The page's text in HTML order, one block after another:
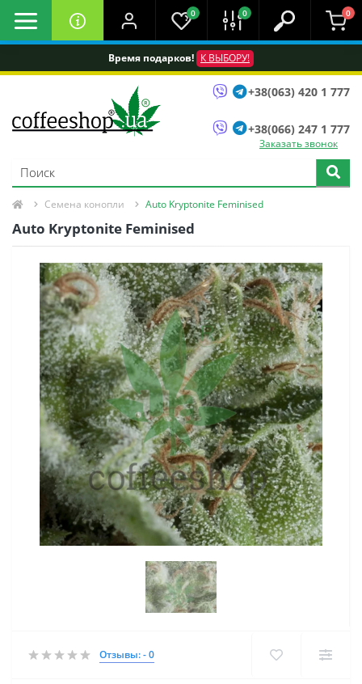
Время подарков! К ВЫБОРУ!
0 0 0
+38(063) 420 1 777
+38(066) 247 1 777
Заказать звонок
Семена конопли Auto Kryptonite Feminised
Auto Kryptonite Feminised
Отзывы: - 0